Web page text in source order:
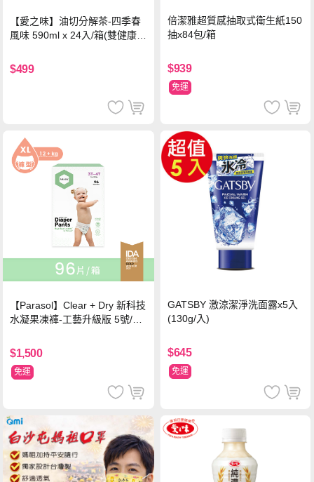
【愛之味】油切分解茶-四季春
風味 590ml x 24入/箱(雙健康認
$499
倍潔雅超質感抽取式衛生紙150
抽x84包/箱
$939
免運
【Parasol】Clear + Dry 新科技
水凝果凍褲-工藝升級版 5號/XL
$1,500
免運
GATSBY 激涼潔淨洗面露x5入
(130g/入)
$645
免運